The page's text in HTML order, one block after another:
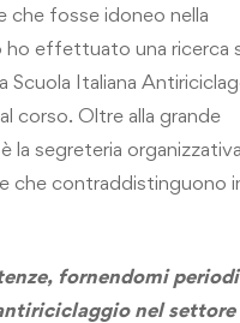
che fosse idoneo nella
effettuato una ricerca
Scuola Italiana
corso. Oltre alla grande
la segreteria
che contraddistinguono
fornendomi
nel settore